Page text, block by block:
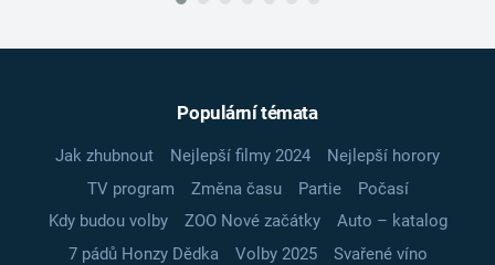
Populární témata
Jak zhubnout Nejlepší filmy 2024
Nejlepší horory
TV program
Změna času Partie
Počasí
Kdy budou volby
ZOO Nové začátky
Auto – katalog
7 pádů Honzy Dědka
Volby 2025
Svařené víno